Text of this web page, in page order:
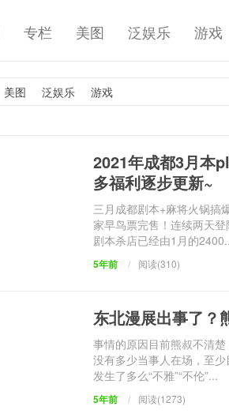
专栏 美图 泛娱乐 游戏
美图 泛娱乐 游戏
2021年成都3月本
多福利逐步更新~
三月成都剧本+麻将火锅搞
家早鸟票完售！连续两天
剧本杀店已经由1月的
5年前 / 阅读(310)
东北漫展出事了？
事情的原因目前熊叔不清
没有多少当事人在场，至
发生了多么“不雅”“不伦”...
5年前 / 阅读(1273)